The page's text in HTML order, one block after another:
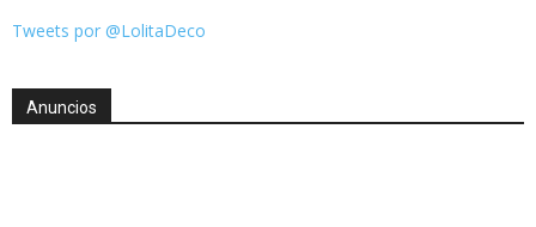
Tweets por @LolitaDeco
Anuncios